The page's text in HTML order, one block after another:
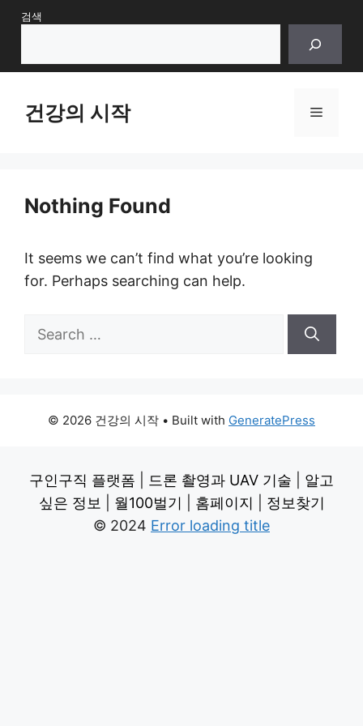
Skip검색
건강의 시작 Menu
Nothing Found
It seems we can’t find what you’re looking
for. Perhaps searching can help.
Search
© 2026 건강의 시작 • Built with GeneratePress
구인구직 플랫폼 드론 촬영과 UAV 기술
알고
싶은 정보
월100벌기 홈페이지
정보찾기
© 2024 Error loading title